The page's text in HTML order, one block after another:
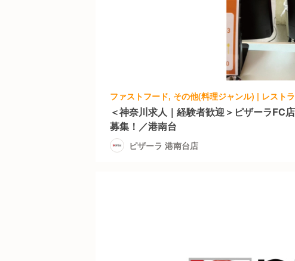
＜神奈川求人｜経験者歓迎＞ピザーラFC
募集！／港南台
ピザーラ 港南台店